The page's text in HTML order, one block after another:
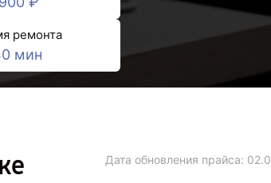
ремонта
мин
Дата обновления прайса: